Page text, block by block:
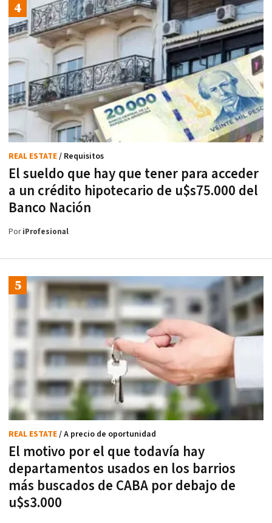
El sueldo que hay que tener para acceder
a un crédito hipotecario de u$s75.000 del
Banco Nación
REAL ESTATE/ Requisitos
PoriProfesional
El motivo por el que todavía hay
departamentos usados en los barrios
más buscados de CABA por debajo de
u$s3.000
REAL ESTATE/ A precio de oportunidad